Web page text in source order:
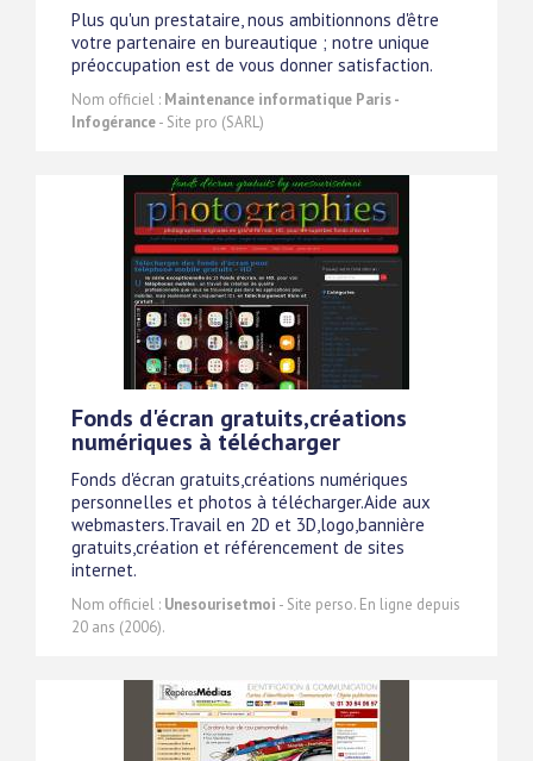
Plus qu'un prestataire, nous ambitionnons d'être
votre partenaire en bureautique ; notre unique
préoccupation est de vous donner satisfaction.
Nom officiel : Maintenance informatique Paris -
Infogérance- Site pro (SARL)
Fonds d'écran gratuits,créations
numériques à télécharger
Fonds d'écran gratuits,créations numériques
personnelles et photos à télécharger.Aide aux
webmasters.Travail en 2D et 3D,logo,bannière
gratuits,création et référencement de sites
internet.
Nom officiel : Unesourisetmoi - Site perso. En ligne depuis
20 ans (2006).